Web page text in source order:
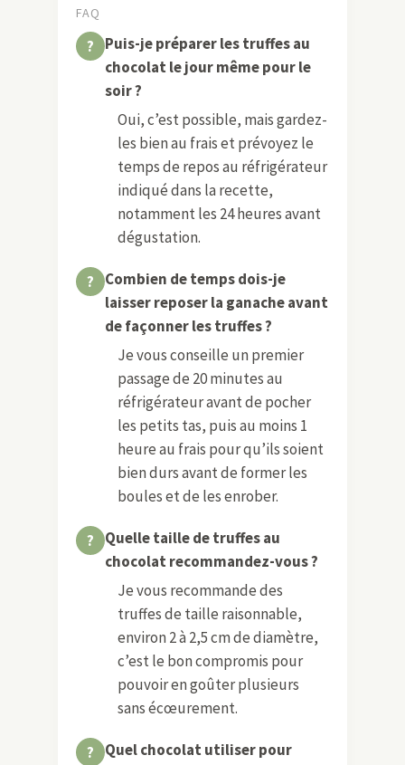
FAQ
Puis-je préparer les truffes au
chocolat le jour même pour le
soir ?
Oui, c’est possible, mais gardez-
les bien au frais et prévoyez le
temps de repos au réfrigérateur
indiqué dans la recette,
notamment les 24 heures avant
dégustation.
Combien de temps dois-je
laisser reposer la ganache avant
de façonner les truffes ?
Je vous conseille un premier
passage de 20 minutes au
réfrigérateur avant de pocher
les petits tas, puis au moins 1
heure au frais pour qu’ils soient
bien durs avant de former les
boules et de les enrober.
Quelle taille de truffes au
chocolat recommandez-vous ?
Je vous recommande des
truffes de taille raisonnable,
environ 2 à 2,5 cm de diamètre,
c’est le bon compromis pour
pouvoir en goûter plusieurs
sans écœurement.
Quel chocolat utiliser pour